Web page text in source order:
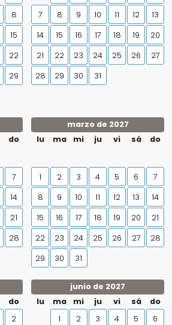
8
15
22
29
7
8 9 10 11 12
13
14
15 16 17 18 19
20
21
22 23 24 25 26
27
28
29 30 31
do
7
14
21
28
marzo de 2027
lu
ma mi ju vi sá do
1 2 3 4 5 6
7
8
9 10 11 12 13
14
15
16 17 18 19 20
21
22
23 24 25 26 27
28
29
30 31
do
2
junio de 2027
lu
ma mi ju vi sá
do
1
2 3 4 5 6